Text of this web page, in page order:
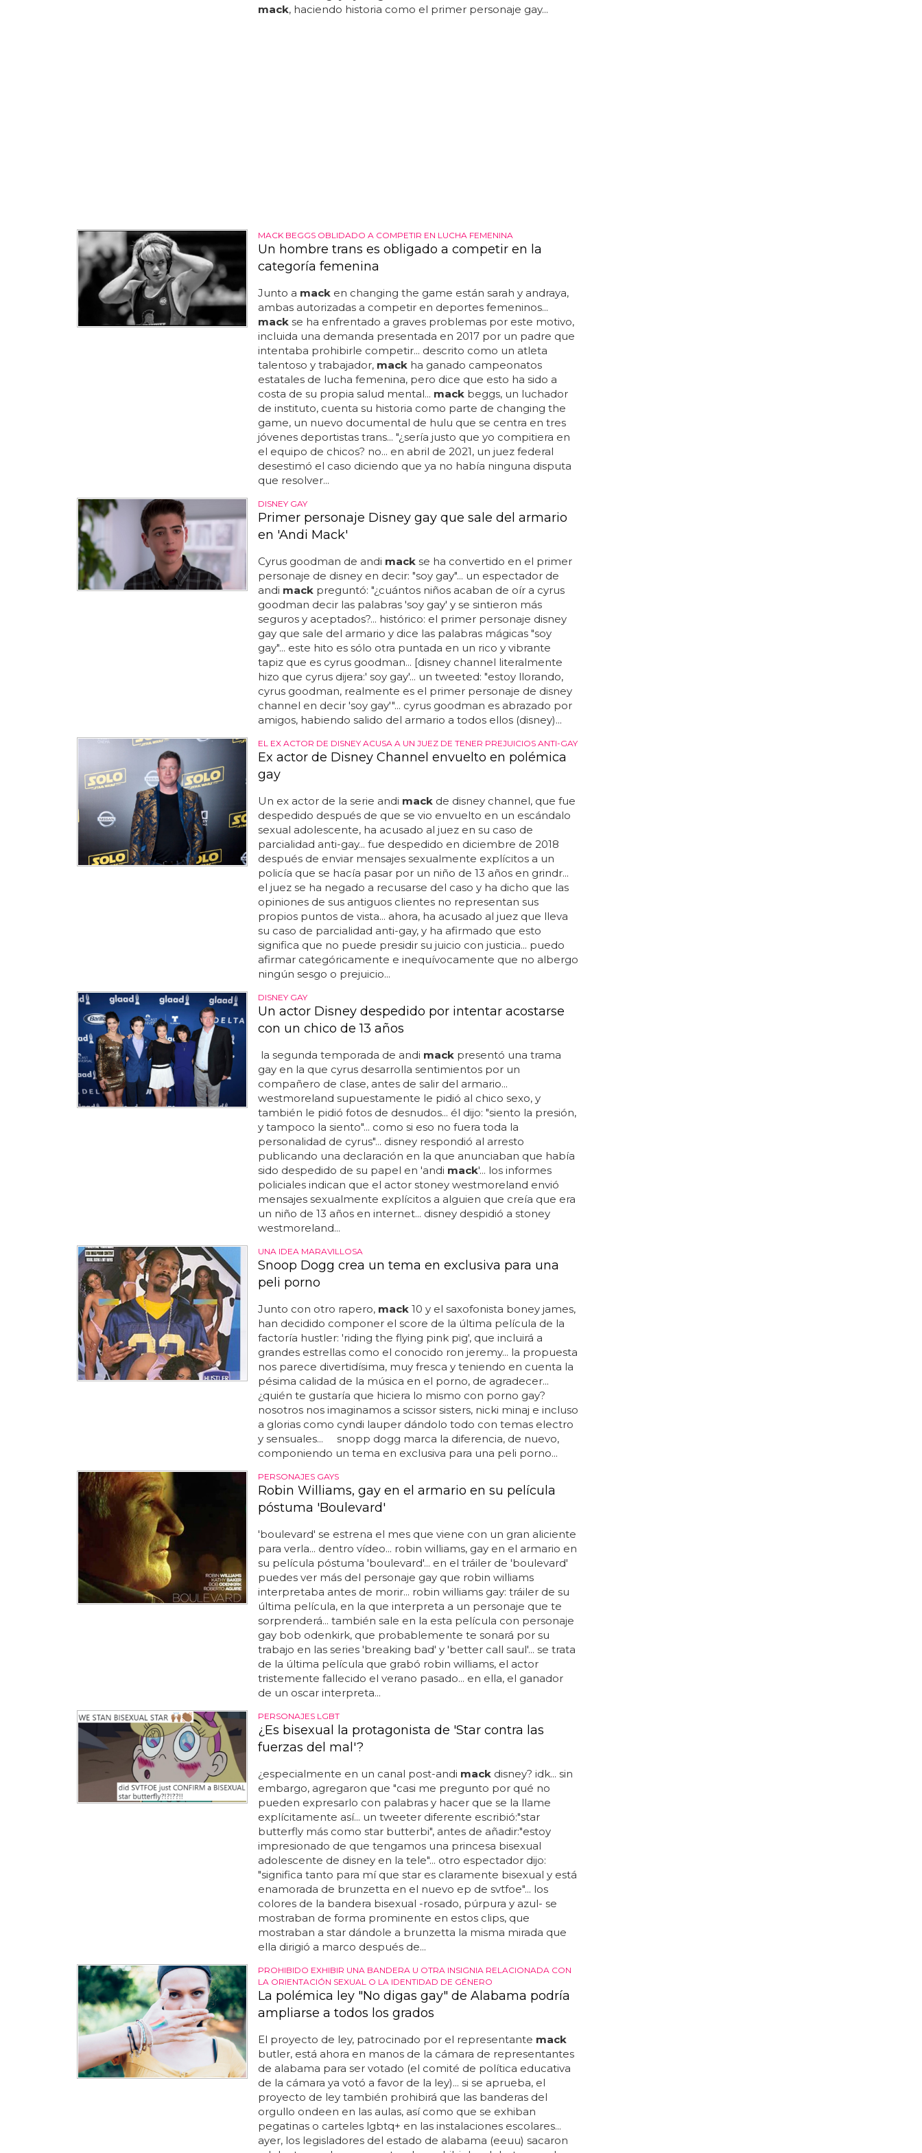
mack, haciendo historia como el primer personaje gay...
MACK BEGGS OBLIDADO A COMPETIR EN LUCHA FEMENINA
Un hombre trans es obligado a competir en la
categoría femenina
Junto a macken changing the game están sarah y andraya,
ambas autorizadas a competir en deportes femeninos...
mackse ha enfrentado a graves problemas por este motivo,
incluida una demanda presentada en 2017 por un padre que
intentaba prohibirle competir... descrito como un atleta
talentoso y trabajador, mackha ganado campeonatos
estatales de lucha femenina, pero dice que esto ha sido a
costa de su propia salud mental... mackbeggs, un luchador
de instituto, cuenta su historia como parte de changing the
game, un nuevo documental de hulu que se centra en tres
jóvenes deportistas trans... "¿sería justo que yo compitiera en
el equipo de chicos? no... en abril de 2021, un juez federal
desestimó el caso diciendo que ya no había ninguna disputa
que resolver...
DISNEY GAY
Primer personaje Disney gay que sale del armario
en 'Andi Mack'
Cyrus goodman de andi mackse ha convertido en el primer
personaje de disney en decir: "soy gay"... un espectador de
andi mackpreguntó: "¿cuántos niños acaban de oír a cyrus
goodman decir las palabras 'soy gay' y se sintieron más
seguros y aceptados?... histórico: el primer personaje disney
gay que sale del armario y dice las palabras mágicas "soy
gay"... este hito es sólo otra puntada en un rico y vibrante
tapiz que es cyrus goodman... [disney channel literalmente
hizo que cyrus dijera:' soy gay'... un tweeted: "estoy llorando,
cyrus goodman, realmente es el primer personaje de disney
channel en decir 'soy gay'"... cyrus goodman es abrazado por
amigos, habiendo salido del armario a todos ellos (disney)...
EL EX ACTOR DE DISNEY ACUSA A UN JUEZ DE TENER PREJUICIOS ANTI-GAY
Ex actor de Disney Channel envuelto en polémica
gay
Un ex actor de la serie andi mackde disney channel, que fue
despedido después de que se vio envuelto en un escándalo
sexual adolescente, ha acusado al juez en su caso de
parcialidad anti-gay... fue despedido en diciembre de 2018
después de enviar mensajes sexualmente explícitos a un
policía que se hacía pasar por un niño de 13 años en grindr...
el juez se ha negado a recusarse del caso y ha dicho que las
opiniones de sus antiguos clientes no representan sus
propios puntos de vista... ahora, ha acusado al juez que lleva
su caso de parcialidad anti-gay, y ha afirmado que esto
significa que no puede presidir su juicio con justicia... puedo
afirmar categóricamente e inequívocamente que no albergo
ningún sesgo o prejuicio...
DISNEY GAY
Un actor Disney despedido por intentar acostarse
con un chico de 13 años
la segunda temporada de andi mackpresentó una trama
gay en la que cyrus desarrolla sentimientos por un
compañero de clase, antes de salir del armario...
westmoreland supuestamente le pidió al chico sexo, y
también le pidió fotos de desnudos... él dijo: "siento la presión,
y tampoco la siento"... como si eso no fuera toda la
personalidad de cyrus"... disney respondió al arresto
publicando una declaración en la que anunciaban que había
sido despedido de su papel en 'andi mack'... los informes
policiales indican que el actor stoney westmoreland envió
mensajes sexualmente explícitos a alguien que creía que era
un niño de 13 años en internet... disney despidió a stoney
westmoreland...
UNA IDEA MARAVILLOSA
Snoop Dogg crea un tema en exclusiva para una
peli porno
Junto con otro rapero, mack10 y el saxofonista boney james,
han decidido componer el score de la última película de la
factoría hustler: 'riding the flying pink pig', que incluirá a
grandes estrellas como el conocido ron jeremy... la propuesta
nos parece divertidísima, muy fresca y teniendo en cuenta la
pésima calidad de la música en el porno, de agradecer...
¿quién te gustaría que hiciera lo mismo con porno gay?
nosotros nos imaginamos a scissor sisters, nicki minaj e incluso
a glorias como cyndi lauper dándolo todo con temas electro
y sensuales... snopp dogg marca la diferencia, de nuevo,
componiendo un tema en exclusiva para una peli porno...
PERSONAJES GAYS
Robin Williams, gay en el armario en su película
póstuma 'Boulevard'
'boulevard' se estrena el mes que viene con un gran aliciente
para verla... dentro vídeo... robin williams, gay en el armario en
su película póstuma 'boulevard'... en el tráiler de 'boulevard'
puedes ver más del personaje gay que robin williams
interpretaba antes de morir... robin williams gay: tráiler de su
última película, en la que interpreta a un personaje que te
sorprenderá... también sale en la esta película con personaje
gay bob odenkirk, que probablemente te sonará por su
trabajo en las series 'breaking bad' y 'better call saul'... se trata
de la última película que grabó robin williams, el actor
tristemente fallecido el verano pasado... en ella, el ganador
de un oscar interpreta...
PERSONAJES LGBT
¿Es bisexual la protagonista de 'Star contra las
fuerzas del mal'?
¿especialmente en un canal post-andi mackdisney? idk... sin
embargo, agregaron que "casi me pregunto por qué no
pueden expresarlo con palabras y hacer que se la llame
explícitamente así... un tweeter diferente escribió:"star
butterfly más como star butterbi", antes de añadir:"estoy
impresionado de que tengamos una princesa bisexual
adolescente de disney en la tele"... otro espectador dijo:
"significa tanto para mí que star es claramente bisexual y está
enamorada de brunzetta en el nuevo ep de svtfoe"... los
colores de la bandera bisexual -rosado, púrpura y azul- se
mostraban de forma prominente en estos clips, que
mostraban a star dándole a brunzetta la misma mirada que
ella dirigió a marco después de...
PROHIBIDO EXHIBIR UNA BANDERA U OTRA INSIGNIA RELACIONADA CON
LA ORIENTACIÓN SEXUAL O LA IDENTIDAD DE GÉNERO
La polémica ley "No digas gay" de Alabama podría
ampliarse a todos los grados
El proyecto de ley, patrocinado por el representante mack
butler, está ahora en manos de la cámara de representantes
de alabama para ser votado (el comité de política educativa
de la cámara ya votó a favor de la ley)... si se aprueba, el
proyecto de ley también prohibirá que las banderas del
orgullo ondeen en las aulas, así como que se exhiban
pegatinas o carteles lgbtq+ en las instalaciones escolares...
ayer, los legisladores del estado de alabama (eeuu) sacaron